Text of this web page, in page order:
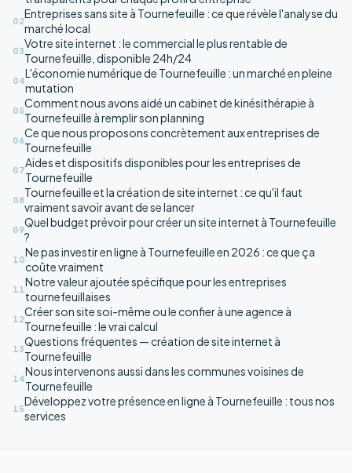
02
Entreprises sans site à Tournefeuille : ce que révèle l'analyse du
marché local
03
Votre site internet : le commercial le plus rentable de
Tournefeuille, disponible 24h/24
04
L'économie numérique de Tournefeuille : un marché en pleine
mutation
05
Comment nous avons aidé un cabinet de kinésithérapie à
Tournefeuille à remplir son planning
06
Ce que nous proposons concrètement aux entreprises de
Tournefeuille
07
Aides et dispositifs disponibles pour les entreprises de
Tournefeuille
08
Tournefeuille et la création de site internet : ce qu'il faut
vraiment savoir avant de se lancer
09
Quel budget prévoir pour créer un site internet à Tournefeuille
?
10
Ne pas investir en ligne à Tournefeuille en 2026 : ce que ça
coûte vraiment
11
Notre valeur ajoutée spécifique pour les entreprises
tournefeuillaises
12
Créer son site soi-même ou le confier à une agence à
Tournefeuille : le vrai calcul
13
Questions fréquentes — création de site internet à
Tournefeuille
14
Nous intervenons aussi dans les communes voisines de
Tournefeuille
15
Développez votre présence en ligne à Tournefeuille : tous nos
services